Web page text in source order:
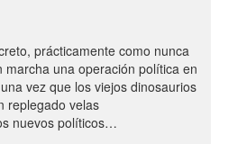
prácticamente como nunca
marcha una operación política en
vez que los viejos dinosaurios
replegado velas
nuevos políticos…